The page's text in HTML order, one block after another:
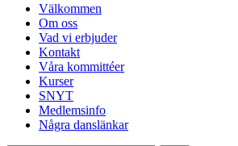
Välkommen
Om oss
Vad vi erbjuder
Kontakt
Våra kommittéer
Kurser
SNYT
Medlemsinfo
Några danslänkar